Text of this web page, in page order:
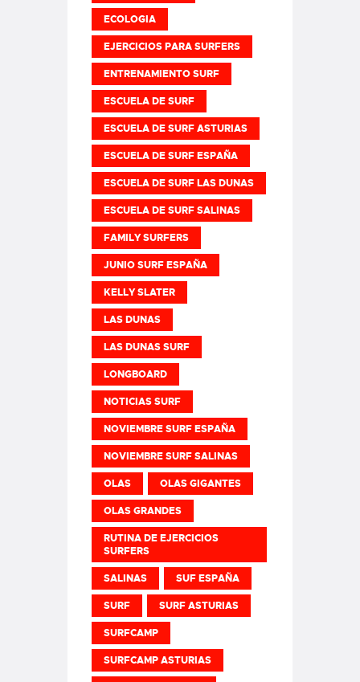
ECOLOGIA
EJERCICIOS PARA SURFERS
ENTRENAMIENTO SURF
ESCUELA DE SURF
ESCUELA DE SURF ASTURIAS
ESCUELA DE SURF ESPAÑA
ESCUELA DE SURF LAS DUNAS
ESCUELA DE SURF SALINAS
FAMILY SURFERS
JUNIO SURF ESPAÑA
KELLY SLATER
LAS DUNAS
LAS DUNAS SURF
LONGBOARD
NOTICIAS SURF
NOVIEMBRE SURF ESPAÑA
NOVIEMBRE SURF SALINAS
OLAS OLAS GIGANTES
OLAS GRANDES
RUTINA DE EJERCICIOS
SURFERS
SALINAS SUF ESPAÑA
SURF SURF ASTURIAS
SURFCAMP
SURFCAMP ASTURIAS